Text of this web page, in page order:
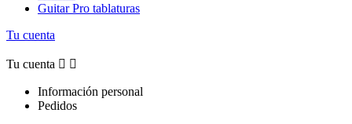
Guitar Pro tablaturas
Tu cuenta
Tu cuenta  
Información personal
Pedidos